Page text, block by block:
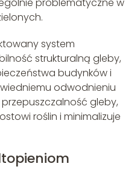
problematyczne w
system
strukturalną gleby,
budynków i
odwodnieniu
gleby,
roślin i minimalizuje